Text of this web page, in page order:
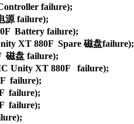
failure);
源 failure);
Battery failure);
XT 880F  Spare 磁盘failure);
磁盘 failure);
Unity XT 880F   failure);
failure);
failure);
failure);